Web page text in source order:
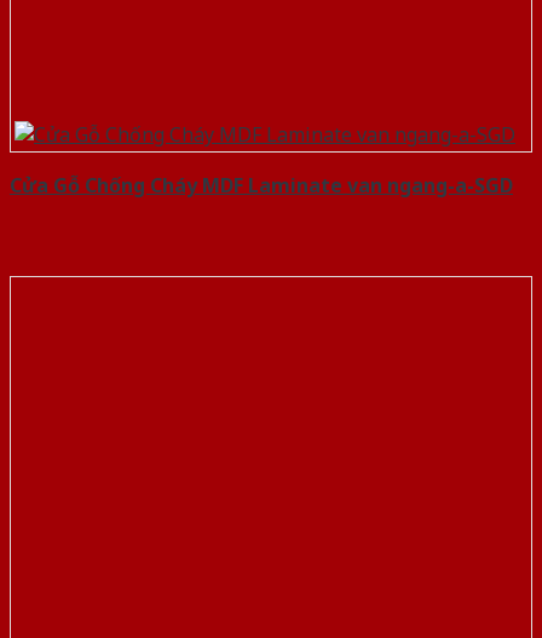
Cửa Gỗ Chống Cháy MDF Laminate van ngang-a-SGD